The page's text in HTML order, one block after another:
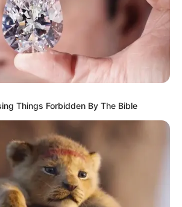
HORA.¡El amanecer se tiñó
sangre fría recorrió las venas
cuando la luz del día reveló lo
intentó ocultar! En un suceso
a la sociedad mexicana con los
y un nudo en la garganta, la
Things Forbidden By The Bible